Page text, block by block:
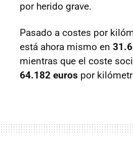
por herido grave.
Pasado a costes por
está ahora mismo en
mientras que el coste
64.182 euros por